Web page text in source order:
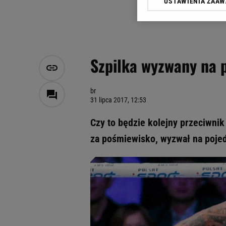
Szpilka wyzwany
br
31 lipca 2017, 12:53
Czy to będzie kolejny
za pośmiewisko, wyzwał na
Klikając „Akceptuję”
Zaufanych Partnerów i
My, nasi Zaufani
Użycie dokładnych